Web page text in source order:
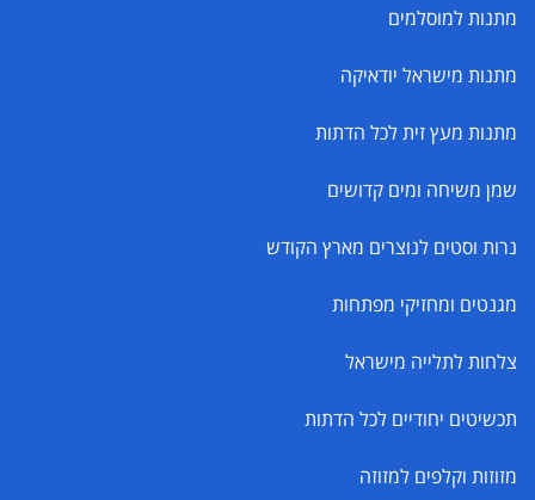
מתנות למוסלמים
מתנות מישראל יודאיקה
מתנות מעץ זית לכל הדתות
שמן משיחה ומים קדושים
נרות וסטים לנוצרים מארץ הקודש
מגנטים ומחזיקי מפתחות
צלחות לתלייה מישראל
תכשיטים יחודיים לכל הדתות
מזוזות וקלפים למזוזה